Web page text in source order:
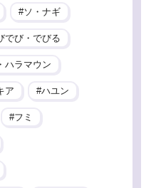
ソ・ナギ
でび・でびる
ハラマウン
ア ハユン
フミ